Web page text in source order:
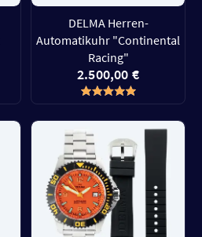
DELMA Herren-
Automatikuhr "Continental
Racing"
2.500,00 €